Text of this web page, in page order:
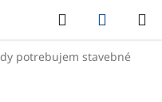
Hľadať
KOŠÍK
potrebujem stavebné